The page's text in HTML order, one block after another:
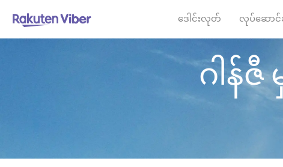
ဒေါင်းလုတ် လုပ်ဆောင်ခ
ဂါန်ဇီ